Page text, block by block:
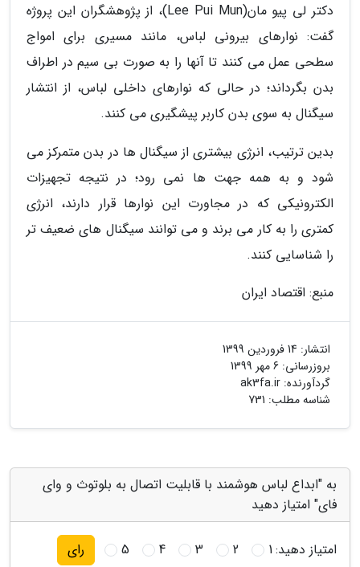
دکتر لی پیو مان(Lee Pui Mun)، از پژوهشگران این پروژه
گفت: نوارهای بیرونی لباس، مانند مسیری برای امواج
سطحی عمل می کنند تا آنها را به صورت بی سیم در اطراف
بدن بگرداند؛ در حالی که نوارهای داخلی لباس، از انتشار
سیگنال به سوی بدن کاربر پیشگیری می کنند.
بدین ترتیب، انرژی بیشتری از سیگنال ها در بدن متمرکز می
شود و به همه جهت ها نمی رود؛ در نتیجه تجهیزات
الکترونیکی که در مجاورت این نوارها قرار دارند، انرژی
کمتری را به کار می برند و می توانند سیگنال های ضعیف تر
را شناسایی کنند.
منبع: اقتصاد ایران
انتشار: 14 فروردین 1399
بروزرسانی: 6 مهر 1399
گردآورنده: ak3fa.ir
شناسه مطلب: 731
به "ابداع لباس هوشمند با قابلیت اتصال به بلوتوث و وای
فای" امتیاز دهید
امتیاز دهید:1
2
3
4
5 رای